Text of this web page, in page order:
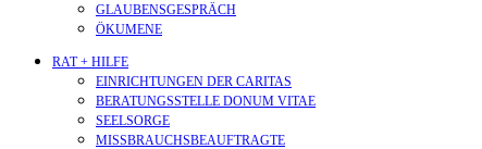
GLAUBENSGESPRÄCH
ÖKUMENE
RAT + HILFE
EINRICHTUNGEN DER CARITAS
BERATUNGSSTELLE DONUM VITAE
SEELSORGE
MISSBRAUCHSBEAUFTRAGTE